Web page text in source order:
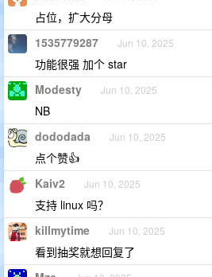
占位，扩大分母
1535779287 Jun 10, 2025
功能很强 加个 star
Modesty Jun 10, 2025
NB
dododada Jun 10, 2025
点个赞👍
Kaiv2 Jun 10, 2025
支持 linux 吗？
killmytime Jun 10, 2025
看到抽奖就想回复了